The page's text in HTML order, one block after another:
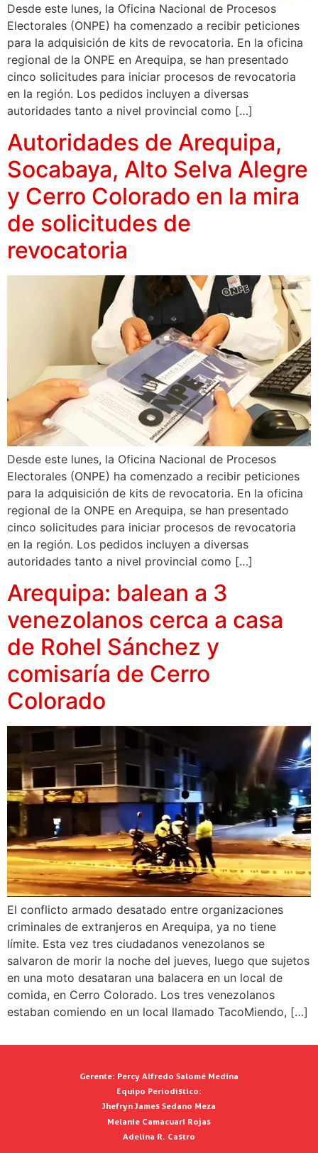
Desde este lunes, la Oficina Nacional de Procesos
Electorales (ONPE) ha comenzado a recibir peticiones
para la adquisición de kits de revocatoria. En la oficina
regional de la ONPE en Arequipa, se han presentado
cinco solicitudes para iniciar procesos de revocatoria
en la región. Los pedidos incluyen a diversas
autoridades tanto a nivel provincial como […]
Autoridades de Arequipa,
Socabaya, Alto Selva Alegre
y Cerro Colorado en la mira
de solicitudes de
revocatoria
Desde este lunes, la Oficina Nacional de Procesos
Electorales (ONPE) ha comenzado a recibir peticiones
para la adquisición de kits de revocatoria. En la oficina
regional de la ONPE en Arequipa, se han presentado
cinco solicitudes para iniciar procesos de revocatoria
en la región. Los pedidos incluyen a diversas
autoridades tanto a nivel provincial como […]
Arequipa: balean a 3
venezolanos cerca a casa
de Rohel Sánchez y
comisaría de Cerro
Colorado
El conflicto armado desatado entre organizaciones
criminales de extranjeros en Arequipa, ya no tiene
límite. Esta vez tres ciudadanos venezolanos se
salvaron de morir la noche del jueves, luego que sujetos
en una moto desataran una balacera en un local de
comida, en Cerro Colorado. Los tres venezolanos
estaban comiendo en un local llamado TacoMiendo, […]
Gerente: Percy Alfredo Salomé Medina
Equipo Periodístico:
Jhefryn James Sedano Meza
Melanie Camacuari Rojas
Adelina R. Castro